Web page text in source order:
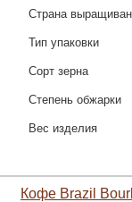
Страна
Тип упаковки
Сорт зерна
Степень обжарки
Вес изделия
Кофе Brazil